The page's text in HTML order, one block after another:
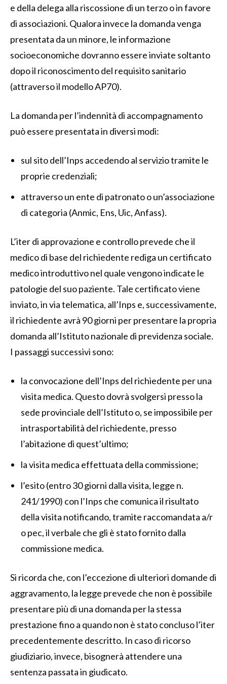
e della delega alla riscossione di un terzo o in favore
di associazioni. Qualora invece la domanda venga
presentata da un minore, le informazione
socioeconomiche dovranno essere inviate soltanto
dopo il riconoscimento del requisito sanitario
(attraverso il modello AP70).
La domanda per l’indennità di accompagnamento
può essere presentata in diversi modi:
sul sito dell’Inps accedendo al servizio tramite le
proprie credenziali;
attraverso un ente di patronato o un’associazione
di categoria (Anmic, Ens, Uic, Anfass).
L’iter di approvazione e controllo prevede che il
medico di base del richiedente rediga un certificato
medico introduttivo nel quale vengono indicate le
patologie del suo paziente. Tale certificato viene
inviato, in via telematica, all’Inps e, successivamente,
il richiedente avrà 90 giorni per presentare la propria
domanda all’Istituto nazionale di previdenza sociale.
I passaggi successivi sono:
la convocazione dell’Inps del richiedente per una
visita medica. Questo dovrà svolgersi presso la
sede provinciale dell’Istituto o, se impossibile per
intrasportabilità del richiedente, presso
l’abitazione di quest’ultimo;
la visita medica effettuata della commissione;
l’esito (entro 30 giorni dalla visita, legge n.
241/1990) con l’Inps che comunica il risultato
della visita notificando, tramite raccomandata a/r
o pec, il verbale che gli è stato fornito dalla
commissione medica.
Si ricorda che, con l’eccezione di ulteriori domande di
aggravamento, la legge prevede che non è possibile
presentare più di una domanda per la stessa
prestazione fino a quando non è stato concluso l’iter
precedentemente descritto. In caso di ricorso
giudiziario, invece, bisognerà attendere una
sentenza passata in giudicato.